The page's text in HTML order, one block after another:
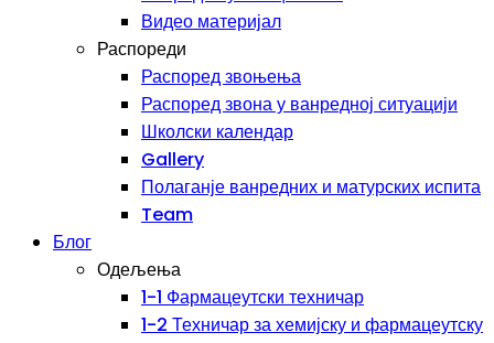
Видео материјал
Распореди
Распоред звоњења
Распоред звона у ванредној ситуацији
Школски календар
Gallery
Полаганје ванредних и матурских испита
Team
Блог
Одељења
1-1 Фармацеутски техничар
1-2 Техничар за хемијску и фармацеутску